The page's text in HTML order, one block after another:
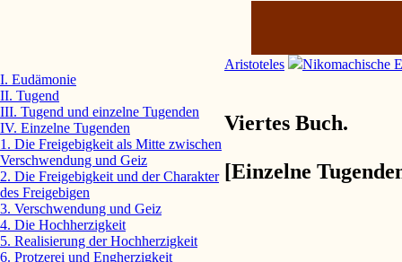
Aristoteles Nikomachische
Viertes Buch.
[Einzelne
I. Eudämonie
II. Tugend
III. Tugend und einzelne Tugenden
IV. Einzelne Tugenden
1. Die Freigebigkeit als Mitte zwischen
Verschwendung und Geiz
2. Die Freigebigkeit und der Charakter
des Freigebigen
3. Verschwendung und Geiz
4. Die Hochherzigkeit
5. Realisierung der Hochherzigkeit
6. Protzerei und Engherzigkeit